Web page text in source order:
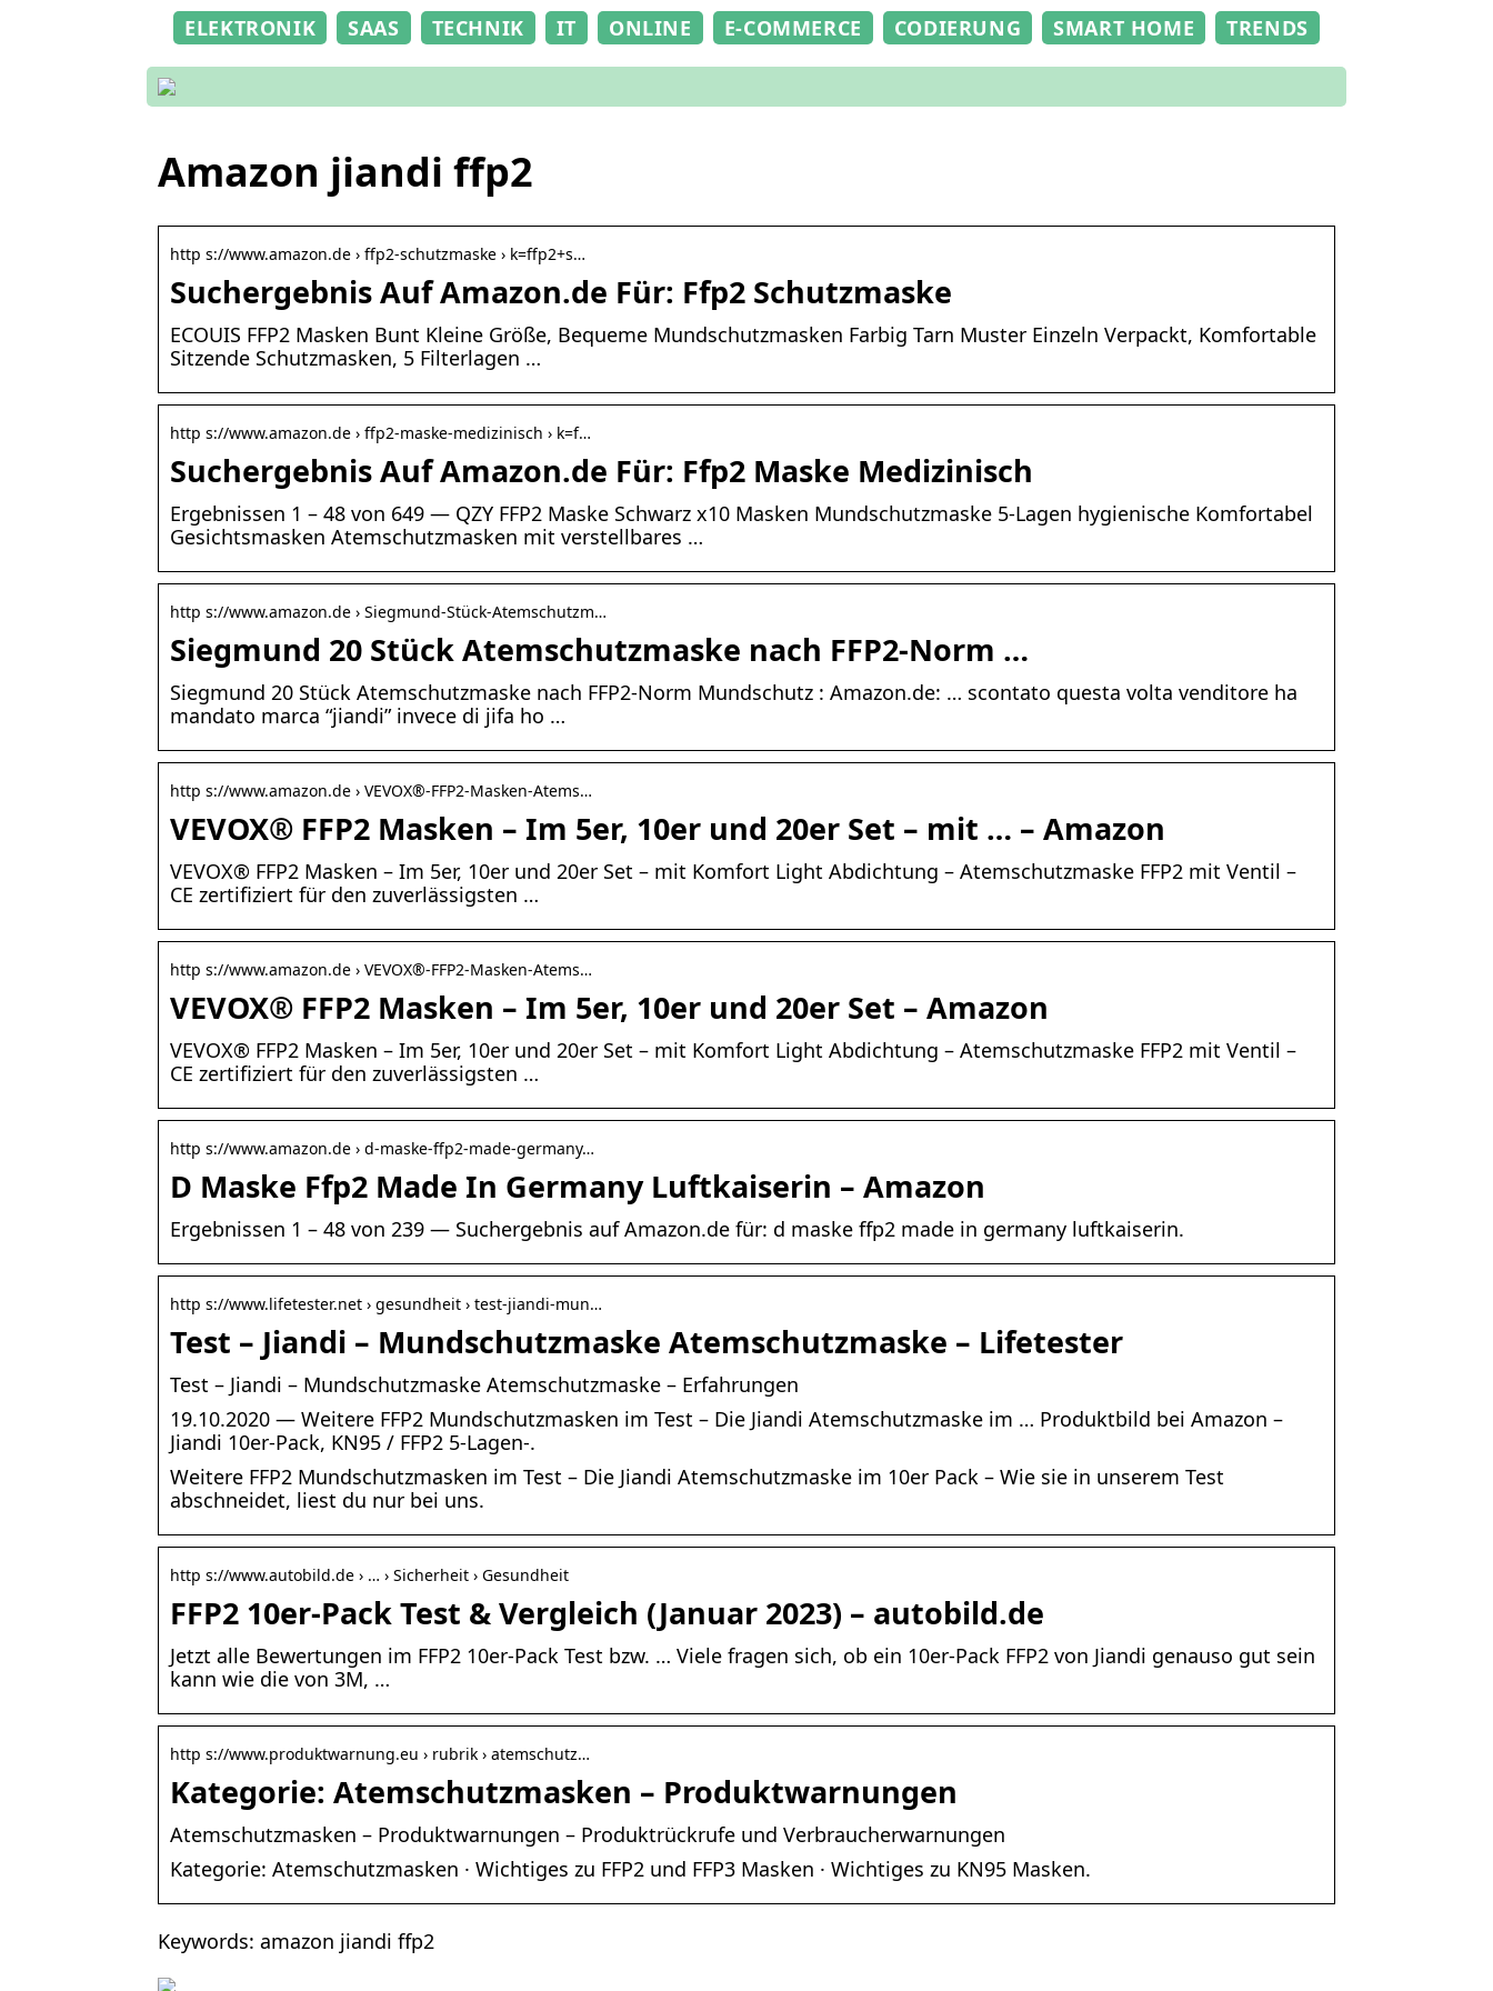
ELEKTRONIK SAAS TECHNIK IT ONLINE E-COMMERCE CODIERUNG SMART HOME TRENDS
Amazon jiandi ffp2
http s://www.amazon.de › ffp2-schutzmaske › k=ffp2+s…
Suchergebnis Auf Amazon.de Für: Ffp2 Schutzmaske
ECOUIS FFP2 Masken Bunt Kleine Größe, Bequeme Mundschutzmasken Farbig Tarn Muster Einzeln Verpackt, Komfortable
Sitzende Schutzmasken, 5 Filterlagen …
http s://www.amazon.de › ffp2-maske-medizinisch › k=f…
Suchergebnis Auf Amazon.de Für: Ffp2 Maske Medizinisch
Ergebnissen 1 – 48 von 649 — QZY FFP2 Maske Schwarz x10 Masken Mundschutzmaske 5-Lagen hygienische Komfortabel
Gesichtsmasken Atemschutzmasken mit verstellbares …
http s://www.amazon.de › Siegmund-Stück-Atemschutzm…
Siegmund 20 Stück Atemschutzmaske nach FFP2-Norm …
Siegmund 20 Stück Atemschutzmaske nach FFP2-Norm Mundschutz : Amazon.de: … scontato questa volta venditore ha
mandato marca “jiandi” invece di jifa ho …
http s://www.amazon.de › VEVOX®-FFP2-Masken-Atems…
VEVOX® FFP2 Masken – Im 5er, 10er und 20er Set – mit … – Amazon
VEVOX® FFP2 Masken – Im 5er, 10er und 20er Set – mit Komfort Light Abdichtung – Atemschutzmaske FFP2 mit Ventil –
CE zertifiziert für den zuverlässigsten …
http s://www.amazon.de › VEVOX®-FFP2-Masken-Atems…
VEVOX® FFP2 Masken – Im 5er, 10er und 20er Set – Amazon
VEVOX® FFP2 Masken – Im 5er, 10er und 20er Set – mit Komfort Light Abdichtung – Atemschutzmaske FFP2 mit Ventil –
CE zertifiziert für den zuverlässigsten …
http s://www.amazon.de › d-maske-ffp2-made-germany…
D Maske Ffp2 Made In Germany Luftkaiserin – Amazon
Ergebnissen 1 – 48 von 239 — Suchergebnis auf Amazon.de für: d maske ffp2 made in germany luftkaiserin.
http s://www.lifetester.net › gesundheit › test-jiandi-mun…
Test – Jiandi – Mundschutzmaske Atemschutzmaske – Lifetester
Test – Jiandi – Mundschutzmaske Atemschutzmaske – Erfahrungen
19.10.2020 — Weitere FFP2 Mundschutzmasken im Test – Die Jiandi Atemschutzmaske im … Produktbild bei Amazon –
Jiandi 10er-Pack, KN95 / FFP2 5-Lagen-.
Weitere FFP2 Mundschutzmasken im Test – Die Jiandi Atemschutzmaske im 10er Pack – Wie sie in unserem Test
abschneidet, liest du nur bei uns.
http s://www.autobild.de › … › Sicherheit › Gesundheit
FFP2 10er-Pack Test & Vergleich (Januar 2023) – autobild.de
Jetzt alle Bewertungen im FFP2 10er-Pack Test bzw. … Viele fragen sich, ob ein 10er-Pack FFP2 von Jiandi genauso gut sein
kann wie die von 3M, …
http s://www.produktwarnung.eu › rubrik › atemschutz…
Kategorie: Atemschutzmasken – Produktwarnungen
Atemschutzmasken – Produktwarnungen – Produktrückrufe und Verbraucherwarnungen
Kategorie: Atemschutzmasken · Wichtiges zu FFP2 und FFP3 Masken · Wichtiges zu KN95 Masken.
Keywords: amazon jiandi ffp2